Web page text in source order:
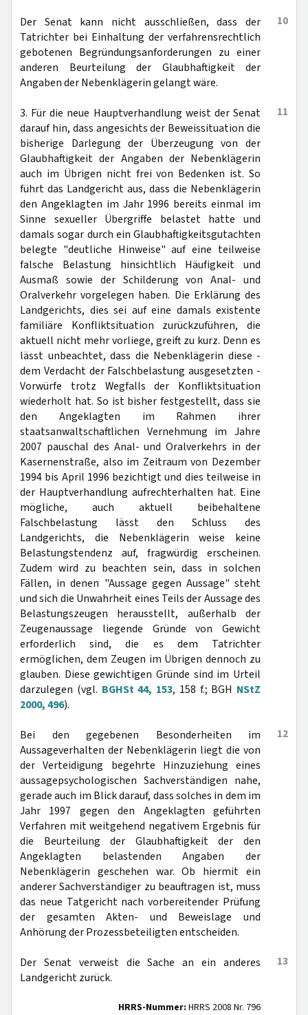
10
Der Senat kann nicht ausschließen, dass der
Tatrichter bei Einhaltung der verfahrensrechtlich
gebotenen Begründungsanforderungen zu einer
anderen Beurteilung der Glaubhaftigkeit der
Angaben der Nebenklägerin gelangt wäre.
11
3. Für die neue Hauptverhandlung weist der Senat
darauf hin, dass angesichts der Beweissituation die
bisherige Darlegung der Überzeugung von der
Glaubhaftigkeit der Angaben der Nebenklägerin
auch im Übrigen nicht frei von Bedenken ist. So
führt das Landgericht aus, dass die Nebenklägerin
den Angeklagten im Jahr 1996 bereits einmal im
Sinne sexueller Übergriffe belastet hatte und
damals sogar durch ein Glaubhaftigkeitsgutachten
belegte "deutliche Hinweise" auf eine teilweise
falsche Belastung hinsichtlich Häufigkeit und
Ausmaß sowie der Schilderung von Anal- und
Oralverkehr vorgelegen haben. Die Erklärung des
Landgerichts, dies sei auf eine damals existente
familiäre Konfliktsituation zurückzuführen, die
aktuell nicht mehr vorliege, greift zu kurz. Denn es
lässt unbeachtet, dass die Nebenklägerin diese -
dem Verdacht der Falschbelastung ausgesetzten -
Vorwürfe trotz Wegfalls der Konfliktsituation
wiederholt hat. So ist bisher festgestellt, dass sie
den Angeklagten im Rahmen ihrer
staatsanwaltschaftlichen Vernehmung im Jahre
2007 pauschal des Anal- und Oralverkehrs in der
Kasernenstraße, also im Zeitraum von Dezember
1994 bis April 1996 bezichtigt und dies teilweise in
der Hauptverhandlung aufrechterhalten hat. Eine
mögliche, auch aktuell beibehaltene
Falschbelastung lässt den Schluss des
Landgerichts, die Nebenklägerin weise keine
Belastungstendenz auf, fragwürdig erscheinen.
Zudem wird zu beachten sein, dass in solchen
Fällen, in denen "Aussage gegen Aussage" steht
und sich die Unwahrheit eines Teils der Aussage des
Belastungszeugen herausstellt, außerhalb der
Zeugenaussage liegende Gründe von Gewicht
erforderlich sind, die es dem Tatrichter
ermöglichen, dem Zeugen im Übrigen dennoch zu
glauben. Diese gewichtigen Gründe sind im Urteil
darzulegen (vgl. BGHSt 44, 153, 158 f.; BGH NStZ
2000, 496).
12
Bei den gegebenen Besonderheiten im
Aussageverhalten der Nebenklägerin liegt die von
der Verteidigung begehrte Hinzuziehung eines
aussagepsychologischen Sachverständigen nahe,
gerade auch im Blick darauf, dass solches in dem im
Jahr 1997 gegen den Angeklagten geführten
Verfahren mit weitgehend negativem Ergebnis für
die Beurteilung der Glaubhaftigkeit der den
Angeklagten belastenden Angaben der
Nebenklägerin geschehen war. Ob hiermit ein
anderer Sachverständiger zu beauftragen ist, muss
das neue Tatgericht nach vorbereitender Prüfung
der gesamten Akten- und Beweislage und
Anhörung der Prozessbeteiligten entscheiden.
13
Der Senat verweist die Sache an ein anderes
Landgericht zurück.
HRRS-Nummer: HRRS 2008 Nr. 796